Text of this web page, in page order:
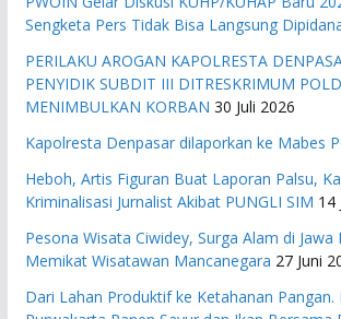
Sengketa Pers Tidak Bisa Langsung
PERILAKU AROGAN KAPOLRESTA
PENYIDIK SUBDIT III DITRESKRIMUM
MENIMBULKAN KORBAN 30 Juli 2026
Kapolresta Denpasar dilaporkan ke Mabes
Heboh, Artis Figuran Buat Laporan Palsu,
Kriminalisasi Jurnalist Akibat PUNGLI SIM 14
Pesona Wisata Ciwidey, Surga Alam di Jawa
Memikat Wisatawan Mancanegara 27 Juni
Dari Lahan Produktif ke Ketahanan Pangan.